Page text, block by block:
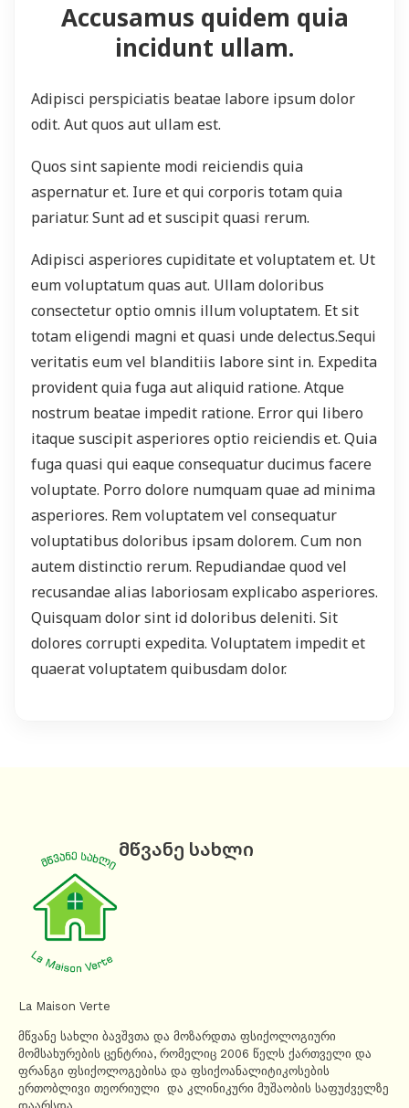
Accusamus quidem quia
incidunt ullam.
Adipisci perspiciatis beatae labore ipsum dolor
odit. Aut quos aut ullam est.
Quos sint sapiente modi reiciendis quia
aspernatur et. Iure et qui corporis totam quia
pariatur. Sunt ad et suscipit quasi rerum.
Adipisci asperiores cupiditate et voluptatem et. Ut
eum voluptatum quas aut. Ullam doloribus
consectetur optio omnis illum voluptatem. Et sit
totam eligendi magni et quasi unde delectus.Sequi
veritatis eum vel blanditiis labore sint in. Expedita
provident quia fuga aut aliquid ratione. Atque
nostrum beatae impedit ratione. Error qui libero
itaque suscipit asperiores optio reiciendis et. Quia
fuga quasi qui eaque consequatur ducimus facere
voluptate. Porro dolore numquam quae ad minima
asperiores. Rem voluptatem vel consequatur
voluptatibus doloribus ipsam dolorem. Cum non
autem distinctio rerum. Repudiandae quod vel
recusandae alias laboriosam explicabo asperiores.
Quisquam dolor sint id doloribus deleniti. Sit
dolores corrupti expedita. Voluptatem impedit et
quaerat voluptatem quibusdam dolor.
მწვანე სახლი
La Maison Verte
მწვანე სახლი ბავშვთა და მოზარდთა ფსიქოლოგიური
მომსახურების ცენტრია, რომელიც 2006 წელს ქართველი და
ფრანგი ფსიქოლოგებისა და ფსიქოანალიტიკოსების
ერთობლივი თეორიული და კლინიკური მუშაობის საფუძველზე